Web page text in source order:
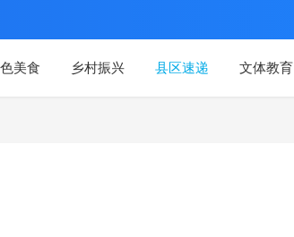
美食 乡村振兴 县区速递 文体教育